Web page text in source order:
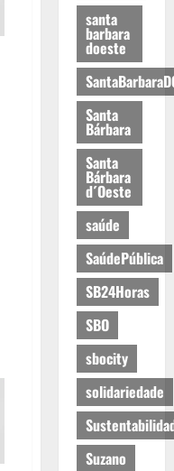
santa
barbara
doeste
Santa
Bárbara
Santa
Bárbara
d´Oeste
saúde
SaúdePública
SB24Horas
SBO
sbocity
solidariedade
Suzano